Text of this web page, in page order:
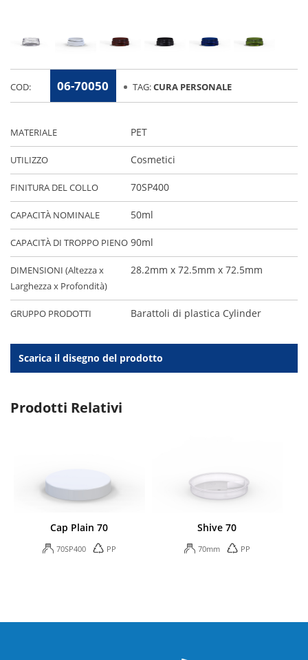
Scarica il disegno del prodotto
MATERIALE PET
UTILIZZO Cosmetici
FINITURA DEL COLLO 70SP400
CAPACITÀ NOMINALE 50ml
CAPACITÀ DI TROPPO PIENO 90ml
DIMENSIONI (Altezza x
Larghezza x Profondità)
28.2mm x 72.5mm x 72.5mm
GRUPPO PRODOTTI Barattoli di plastica Cylinder
COD: 06-70050 TAG:CURA PERSONALE
Prodotti Relativi
Cap Plain 70
70SP400 PP
Shive 70
70mm PP